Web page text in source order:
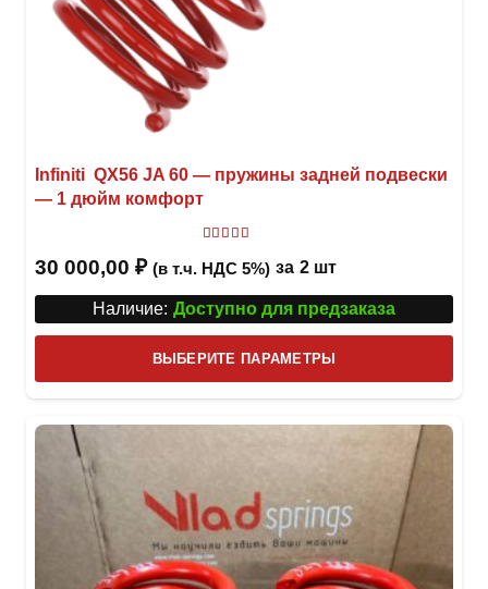
Infiniti QX56 JA 60 — пружины задней подвески
— 1 дюйм комфорт
30 000,00 ₽ (в т.ч. НДС 5%) за 2 шт
Наличие: Доступно для предзаказа
ВЫБЕРИТЕ ПАРАМЕТРЫ
товар